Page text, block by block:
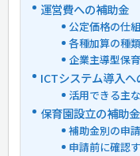
運営費への補助金
公定価格の仕
各種加算の種類
企業主導型保
ICTシステム導入へ
活用できる主
保育園設立の補助
補助金別の申
申請前に確認